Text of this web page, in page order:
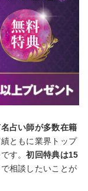
占い師が多数在籍
ともに業界トップ
す。初回特典は15
相談したいことが